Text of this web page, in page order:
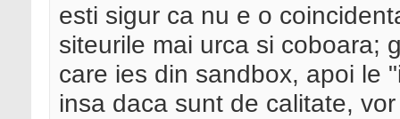
esti sigur ca nu e o
siteurile mai urca si coboara;
care ies din sandbox, apoi le
insa daca sunt de calitate,